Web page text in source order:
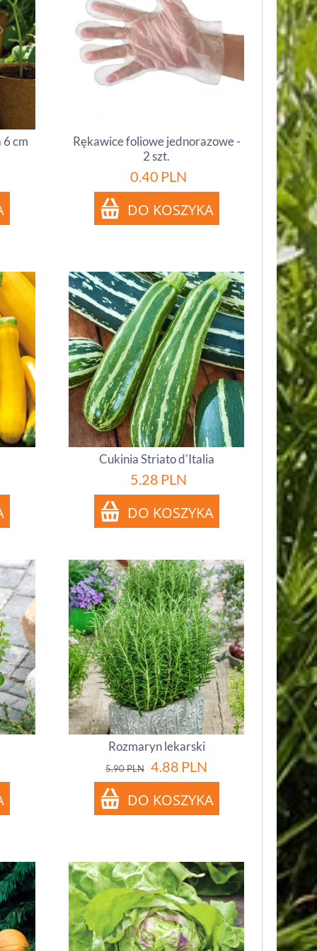
cm
Rękawice foliowe jednorazowe -
2 szt.
0.40 PLN
Cukinia Striato d'Italia
5.28 PLN
Rozmaryn lekarski
5.90PLN 4.88 PLN